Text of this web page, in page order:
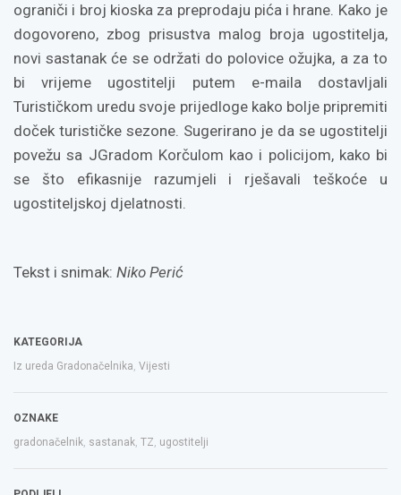
ograniči i broj kioska za preprodaju pića i hrane. Kako je
dogovoreno, zbog prisustva malog broja ugostitelja,
novi sastanak će se održati do polovice ožujka, a za to
bi vrijeme ugostitelji putem e-maila dostavljali
Turističkom uredu svoje prijedloge kako bolje pripremiti
doček turističke sezone. Sugerirano je da se ugostitelji
povežu sa JGradom Korčulom kao i policijom, kako bi
se što efikasnije razumjeli i rješavali teškoće u
ugostiteljskoj djelatnosti.
Tekst i snimak: Niko Perić
KATEGORIJA
Iz ureda Gradonačelnika Vijesti
OZNAKE
gradonačelnik sastanak TZ ugostitelji